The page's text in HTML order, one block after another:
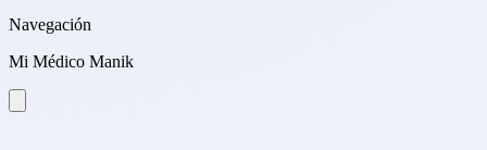
Navegación
Mi Médico Manik